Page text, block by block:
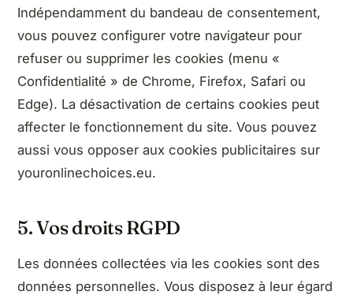
Indépendamment du bandeau de consentement,
vous pouvez configurer votre navigateur pour
refuser ou supprimer les cookies (menu «
Confidentialité » de Chrome, Firefox, Safari ou
Edge). La désactivation de certains cookies peut
affecter le fonctionnement du site. Vous pouvez
aussi vous opposer aux cookies publicitaires sur
youronlinechoices.eu.
5. Vos droits RGPD
Les données collectées via les cookies sont des
données personnelles. Vous disposez à leur égard